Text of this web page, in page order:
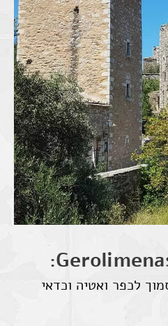
לכפר ואטיה וכדאי